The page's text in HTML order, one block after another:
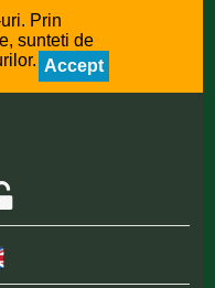
Prin
sunteti de
Accept